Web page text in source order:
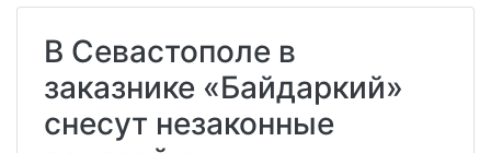
В Севастополе в
заказнике «Байдаркий»
снесут незаконные